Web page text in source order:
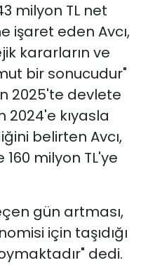
milyon TL net
işaret eden Avcı,
kararların ve
bir sonucudur"
2025'te devlete
2024'e kıyasla
belirten Avcı,
milyon TL'ye
gün artması,
için taşıdığı
dedi.